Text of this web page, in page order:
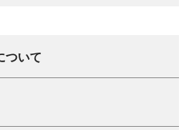
ついて